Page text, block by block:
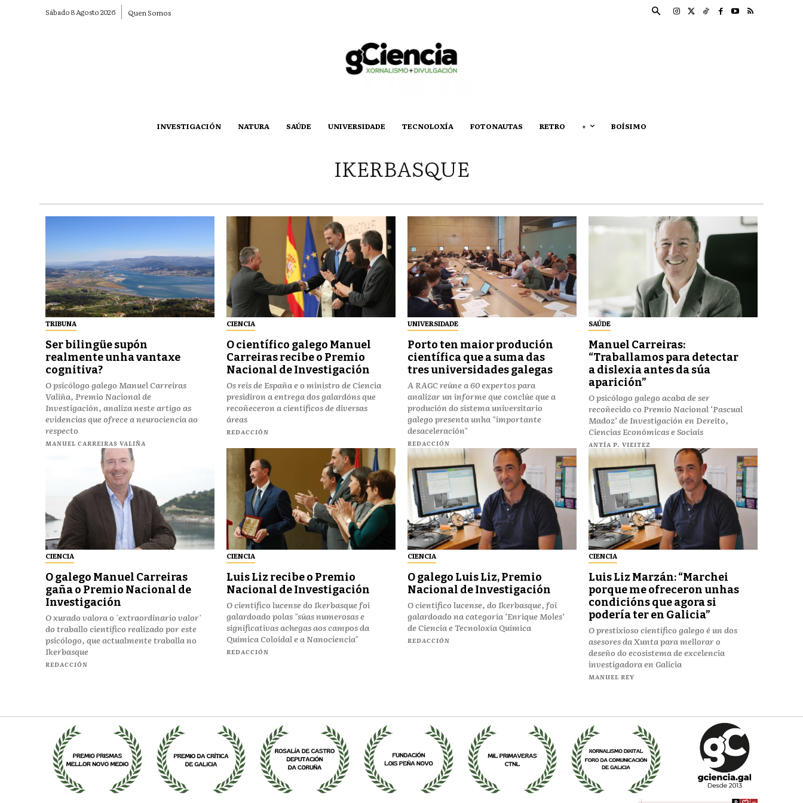
Sábado 8 Agosto 2026 Quen Somos
INVESTIGACIÓN NATURA SAÚDE UNIVERSIDADE TECNOLOXÍA FOTONAUTAS RETRO + BOÍSIMO
IKERBASQUE
TRIBUNA
Ser bilingüe supón
realmente unha vantaxe
cognitiva?
O psicólogo galego Manuel Carreiras
Valiña, Premio Nacional de
Investigación, analiza neste artigo as
evidencias que ofrece a neurociencia ao
respecto
MANUEL CARREIRAS VALIÑA
CIENCIA
O científico galego Manuel
Carreiras recibe o Premio
Nacional de Investigación
Os reis de España e o ministro de Ciencia
presidiron a entrega dos galardóns que
recoñeceron a científicos de diversas
áreas
REDACCIÓN
UNIVERSIDADE
Porto ten maior produción
científica que a suma das
tres universidades galegas
A RAGC reúne a 60 expertos para
analizar un informe que conclúe que a
produción do sistema universitario
galego presenta unha "importante
desaceleración"
REDACCIÓN
SAÚDE
Manuel Carreiras:
“Traballamos para detectar
a dislexia antes da súa
aparición”
O psicólogo galego acaba de ser
recoñecido co Premio Nacional ‘Pascual
Madoz’ de Investigación en Dereito,
Ciencias Económicas e Sociais
ANTÍA P. VIEITEZ
CIENCIA
O galego Manuel Carreiras
gaña o Premio Nacional de
Investigación
O xurado valora o 'extraordinario valor'
do traballo científico realizado por este
psicólogo, que actualmente traballa no
Ikerbasque
REDACCIÓN
CIENCIA
Luis Liz recibe o Premio
Nacional de Investigación
O científico lucense do Ikerbasque foi
galardoado polas "súas numerosas e
significativas achegas aos campos da
Química Coloidal e a Nanociencia"
REDACCIÓN
CIENCIA
O galego Luis Liz, Premio
Nacional de Investigación
O científico lucense, do Ikerbasque, foi
galardoado na categoría ‘Enrique Moles’
de Ciencia e Tecnoloxía Química
REDACCIÓN
CIENCIA
Luis Liz Marzán: “Marchei
porque me ofreceron unhas
condicións que agora si
podería ter en Galicia”
O prestixioso científico galego é un dos
asesores da Xunta para mellorar o
deseño do ecosistema de excelencia
investigadora en Galicia
MANUEL REY